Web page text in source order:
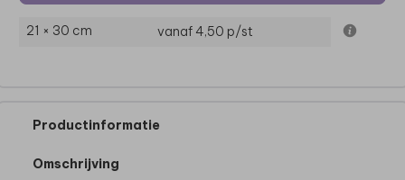
21 × 30 cm vanaf 4,50 p/st
Productinformatie
Omschrijving